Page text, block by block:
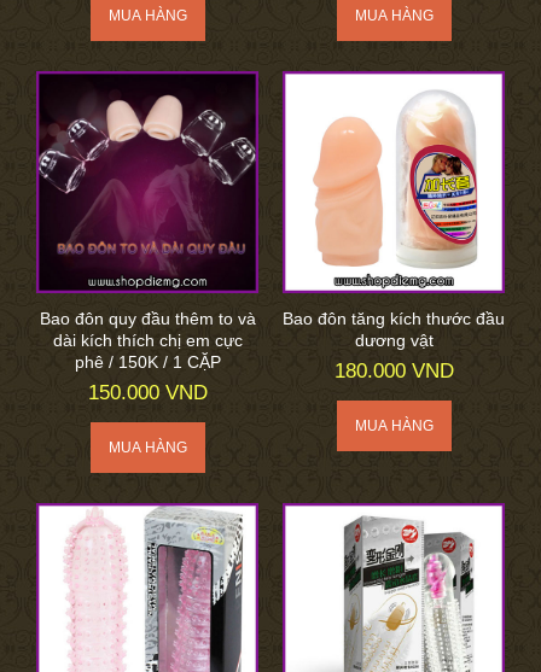
Bao đôn quy đầu thêm to và
dài kích thích chị em cực
phê / 150K / 1 CẶP
150.000 VND
Bao đôn tăng kích thước đầu
dương vật
180.000 VND